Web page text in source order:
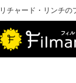
リチャード・リンチの